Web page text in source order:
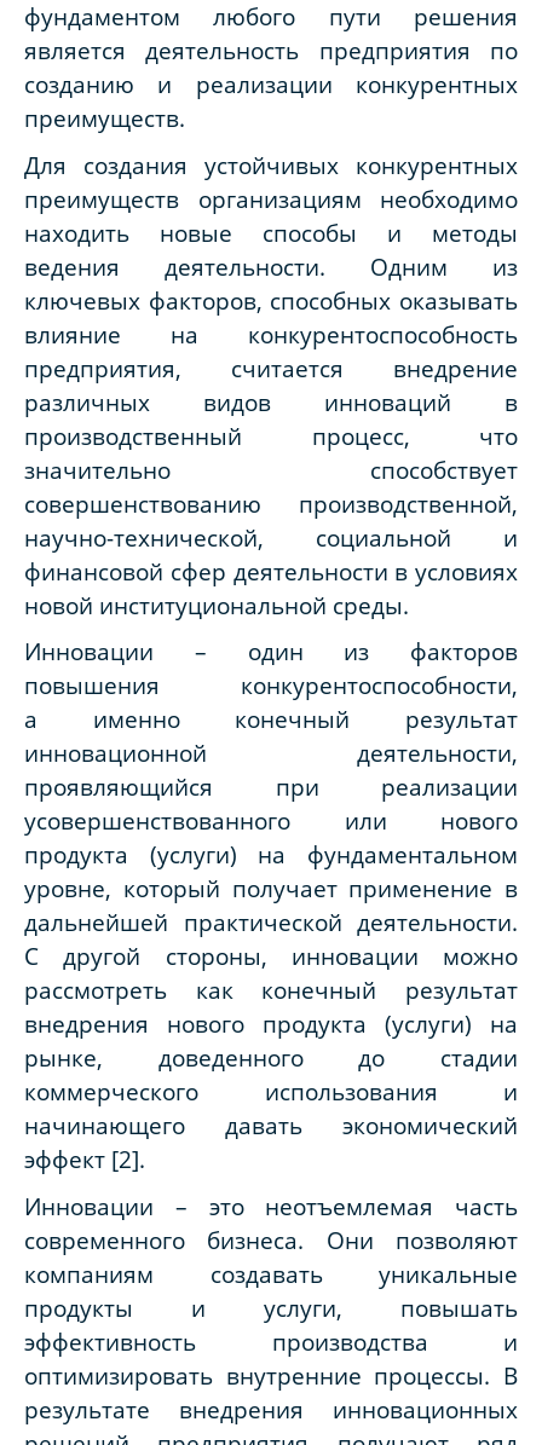
фундаментом любого пути решения
является деятельность предприятия по
созданию и реализации конкурентных
преимуществ.
Для создания устойчивых конкурентных
преимуществ организациям необходимо
находить новые способы и методы
ведения деятельности. Одним из
ключевых факторов, способных оказывать
влияние на конкурентоспособность
предприятия, считается внедрение
различных видов инноваций в
производственный процесс, что
значительно способствует
совершенствованию производственной,
научно-технической, социальной и
финансовой сфер деятельности в условиях
новой институциональной среды.
Инновации – один из факторов
повышения конкурентоспособности,
а именно конечный результат
инновационной деятельности,
проявляющийся при реализации
усовершенствованного или нового
продукта (услуги) на фундаментальном
уровне, который получает применение в
дальнейшей практической деятельности.
С другой стороны, инновации можно
рассмотреть как конечный результат
внедрения нового продукта (услуги) на
рынке, доведенного до стадии
коммерческого использования и
начинающего давать экономический
эффект [2].
Инновации – это неотъемлемая часть
современного бизнеса. Они позволяют
компаниям создавать уникальные
продукты и услуги, повышать
эффективность производства и
оптимизировать внутренние процессы. В
результате внедрения инновационных